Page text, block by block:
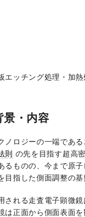
エッチング処理・加
景・内容
ノロジーの一端であ
則 の先を目指す超高
るものの、今まで原
目指した側面調整の基
される走査電子顕微
は正面から側面表面